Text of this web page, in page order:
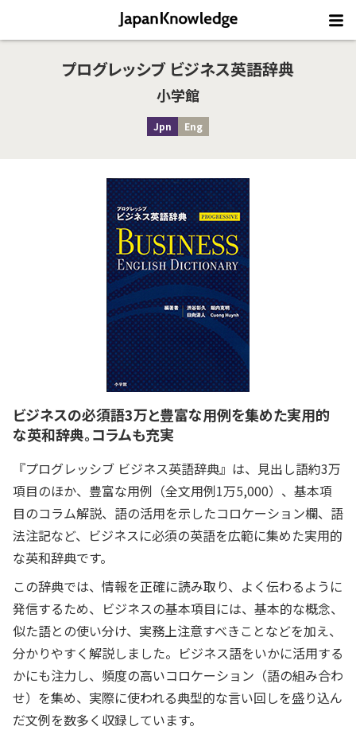
プログレッシブ ビジネス英語辞典
小学館
Jpn Eng
ビジネスの必須語3万と豊富な用例を集めた実用的
な英和辞典。コラムも充実
『プログレッシブ ビジネス英語辞典』は、見出し語約3万
項目のほか、豊富な用例（全文用例1万5,000）、基本項
目のコラム解説、語の活用を示したコロケーション欄、語
法注記など、ビジネスに必須の英語を広範に集めた実用的
な英和辞典です。
この辞典では、情報を正確に読み取り、よく伝わるように
発信するため、ビジネスの基本項目には、基本的な概念、
似た語との使い分け、実務上注意すべきことなどを加え、
分かりやすく解説しました。ビジネス語をいかに活用する
かにも注力し、頻度の高いコロケーション（語の組み合わ
せ）を集め、実際に使われる典型的な言い回しを盛り込ん
だ文例を数多く収録しています。